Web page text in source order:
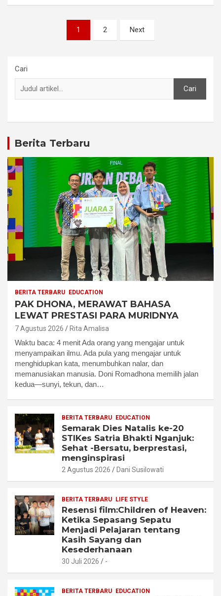
1 2 Next
Cari
Cari
Berita Terbaru
BERITA TERBARU EDUCATION
PAK DHONA, MERAWAT BAHASA
LEWAT PRESTASI PARA MURIDNYA
7 Agustus 2026 Rita Amalisa
Waktu baca: 4 menit Ada orang yang mengajar untuk
menyampaikan ilmu. Ada pula yang mengajar untuk
menghidupkan kata, menumbuhkan nalar, dan
memanusiakan manusia. Doni Romadhona memilih jalan
kedua—sunyi, tekun, dan…
BERITA TERBARU EDUCATION
Semarak Dies Natalis ke-20
STIKes Satria Bhakti Nganjuk:
Sehat -Bersatu, berprestasi,
menginspirasi
2 Agustus 2026 Dani Susilowati
BERITA TERBARU LIFE STYLE
Resensi film:Children of Heaven:
Ketika Sepasang Sepatu
Menjadi Pelajaran tentang
Kasih Sayang dan
Kesederhanaan
30 Juli 2026 -
BERITA TERBARU EDUCATION